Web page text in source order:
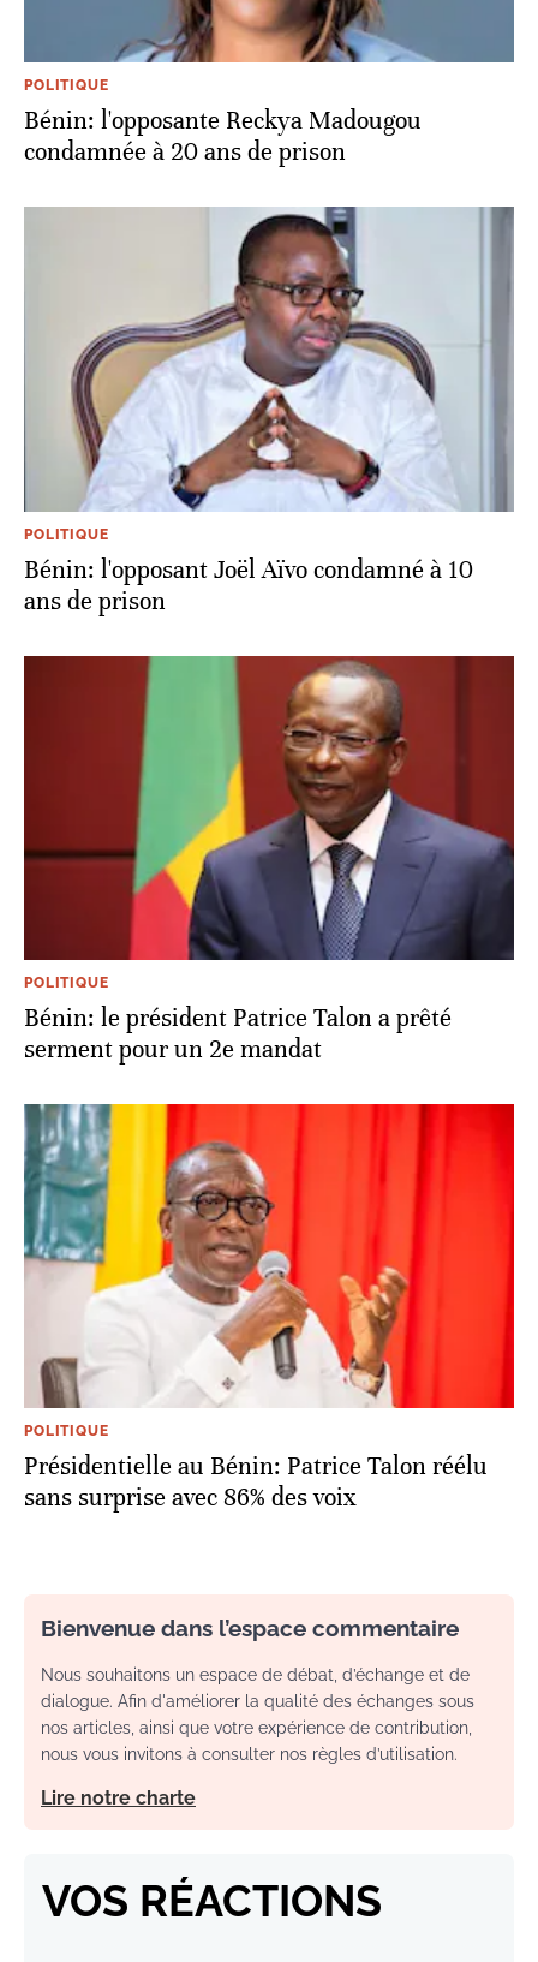
POLITIQUE
Bénin: l'opposante Reckya Madougou
condamnée à 20 ans de prison
POLITIQUE
Bénin: l'opposant Joël Aïvo condamné à 10
ans de prison
POLITIQUE
Bénin: le président Patrice Talon a prêté
serment pour un 2e mandat
POLITIQUE
Présidentielle au Bénin: Patrice Talon réélu
sans surprise avec 86% des voix
Bienvenue dans l’espace commentaire
Nous souhaitons un espace de débat, d’échange et de
dialogue. Afin d'améliorer la qualité des échanges sous
nos articles, ainsi que votre expérience de contribution,
nous vous invitons à consulter nos règles d’utilisation.
Lire notre charte
VOS RÉACTIONS